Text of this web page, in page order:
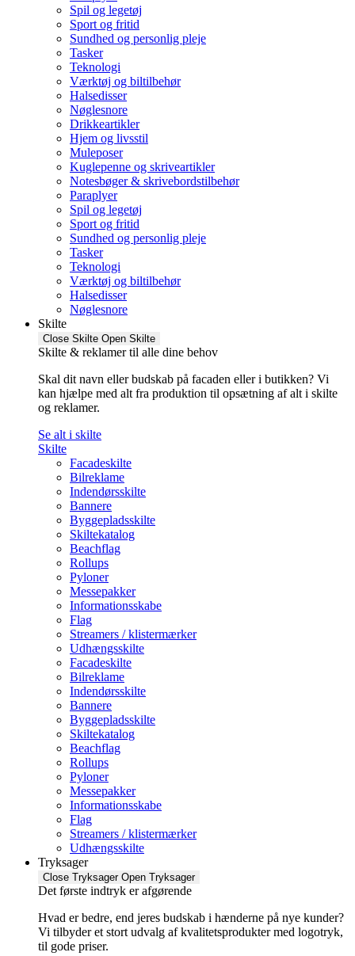
Spil og legetøj
Sport og fritid
Sundhed og personlig pleje
Tasker
Teknologi
Værktøj og biltilbehør
Halsedisser
Nøglesnore
Drikkeartikler
Hjem og livsstil
Muleposer
Kuglepenne og skriveartikler
Notesbøger & skrivebordstilbehør
Paraplyer
Spil og legetøj
Sport og fritid
Sundhed og personlig pleje
Tasker
Teknologi
Værktøj og biltilbehør
Halsedisser
Nøglesnore
Skilte
Close Skilte Open Skilte
Skilte & reklamer til alle dine behov
Skal dit navn eller budskab på facaden eller i butikken? Vi
kan hjælpe med alt fra produktion til opsætning af alt i skilte
og reklamer.
Se alt i skilte
Skilte
Facadeskilte
Bilreklame
Indendørsskilte
Bannere
Byggepladsskilte
Skiltekatalog
Beachflag
Rollups
Pyloner
Messepakker
Informationsskabe
Flag
Streamers / klistermærker
Udhængsskilte
Facadeskilte
Bilreklame
Indendørsskilte
Bannere
Byggepladsskilte
Skiltekatalog
Beachflag
Rollups
Pyloner
Messepakker
Informationsskabe
Flag
Streamers / klistermærker
Udhængsskilte
Tryksager
Close Tryksager Open Tryksager
Det første indtryk er afgørende
Hvad er bedre, end jeres budskab i hænderne på nye kunder?
Vi tilbyder et stort udvalg af kvalitetsprodukter med logotryk,
til gode priser.